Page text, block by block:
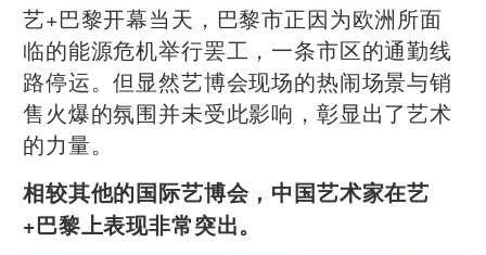
艺+巴黎开幕当天，巴黎市正因为欧洲所面
临的能源危机举行罢工，一条市区的通勤线
路停运。但显然艺博会现场的热闹场景与销
售火爆的氛围并未受此影响，彰显出了艺术
的力量。
相较其他的国际艺博会，中国艺术家在艺
+巴黎上表现非常突出。